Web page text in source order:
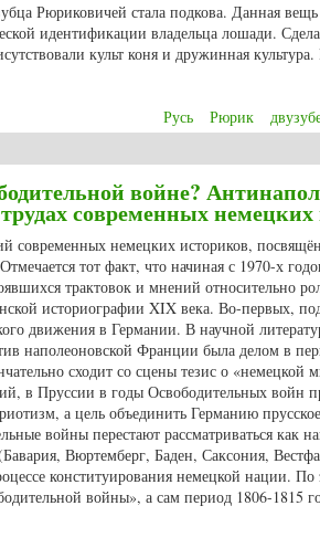
Рюриковичей стала подкова. Данная
идентификации владельца лошади.
культ коня и дружинная
Русь Рюрик
войне?
современных
современных немецких историков,
тот факт, что начиная с 1970-х
трактовок и мнений относительно
историографии XIX века. Во-первых,
движения в Германии. В научной
наполеоновской Франции была делом в
сходит со сцены тезис о
в Пруссии в годы Освободительных войн
а цель объединить Германию
войны перестают рассматриваться как
Вюртемберг, Баден, Саксония,
конституирования немецкой нации.
войны», а сам период 1806-1815